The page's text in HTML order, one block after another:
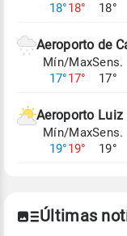
18°18°
18°
Aeroporto de
Mín/Max
17°17°
Sens.
17°
Aeroporto Luiz
Mín/Max
19°19°
Sens.
19°
Últimas